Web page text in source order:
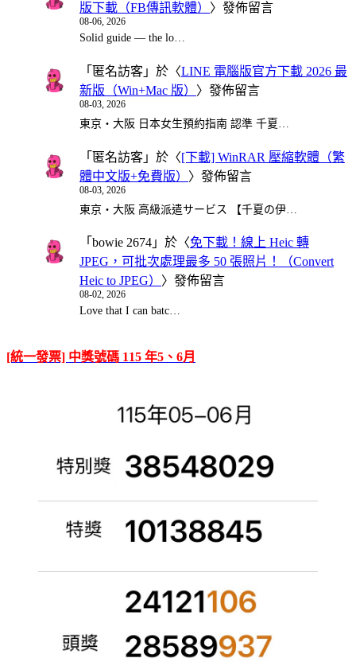
版下載（FB傳訊軟體） 〉發佈留言
08-06, 2026
Solid guide — the lo…
「 匿名訪客 」於〈LINE 電腦版官方下載 2026 最
新版（Win+Mac 版） 〉發佈留言
08-03, 2026
東京・大阪 日本女生預約指南 認準 千夏…
「 匿名訪客 」於〈[下載] WinRAR 壓縮軟體（繁
體中文版+免費版） 〉發佈留言
08-03, 2026
東京・大阪 高級派遣サービス 【千夏の伊…
「 bowie 2674 」於〈免下載！線上 Heic 轉
JPEG，可批次處理最多 50 張照片！（Convert
Heic to JPEG） 〉發佈留言
08-02, 2026
Love that I can batc…
[統一發票] 中獎號碼 115 年5、6月